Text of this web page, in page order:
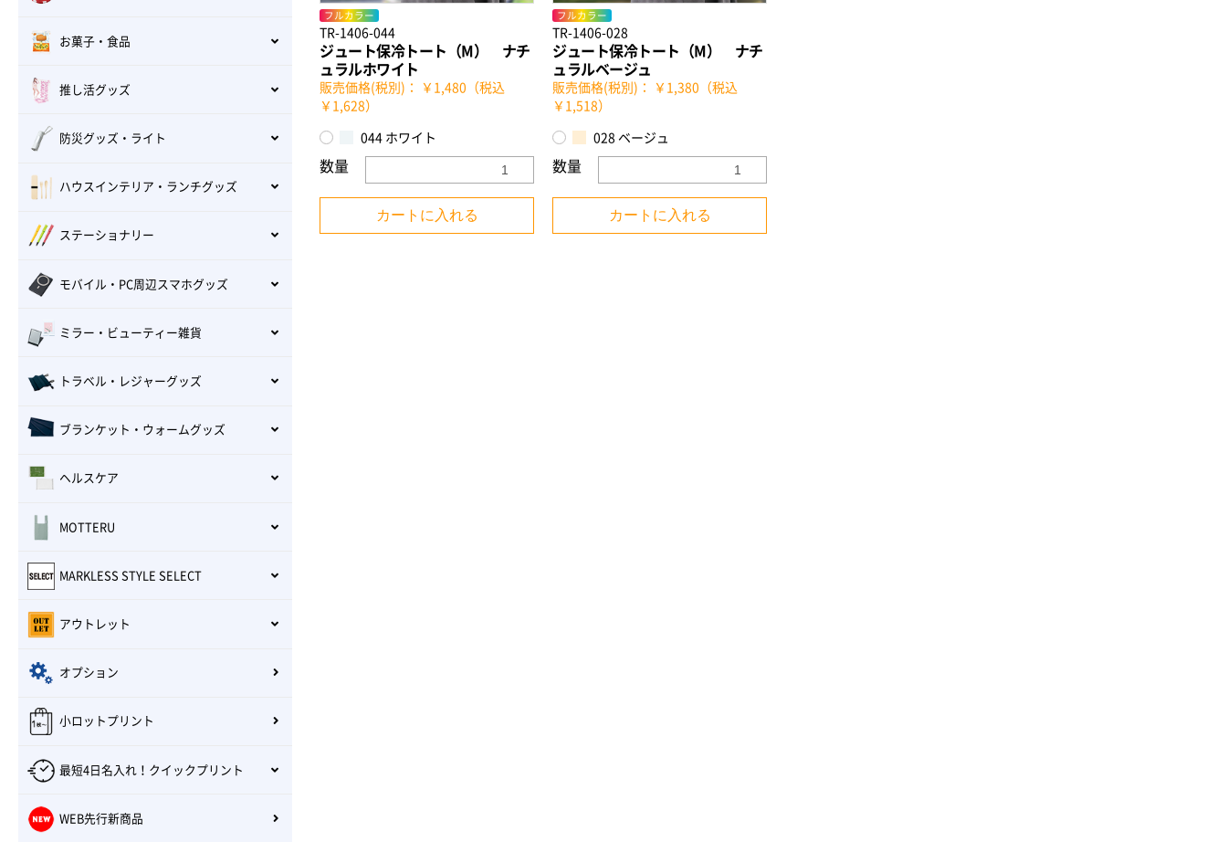
フルカラー
TR-1406-044
ジュート保冷トート（M） ナチ
ュラルホワイト
販売価格(税別)： ￥1,480（税込
￥1,628）
044 ホワイト
数量
カートに入れる
フルカラー
TR-1406-028
ジュート保冷トート（M） ナチ
ュラルベージュ
販売価格(税別)： ￥1,380（税込
￥1,518）
028 ベージュ
数量
カートに入れる
お菓子・食品
推し活グッズ
防災グッズ・ライト
ハウスインテリア・ランチグッズ
ステーショナリー
モバイル・PC周辺スマホグッズ
ミラー・ビューティー雑貨
トラベル・レジャーグッズ
ブランケット・ウォームグッズ
ヘルスケア
MOTTERU
MARKLESS STYLE SELECT
アウトレット
オプション
小ロットプリント
最短4日名入れ！クイックプリント
WEB先行新商品